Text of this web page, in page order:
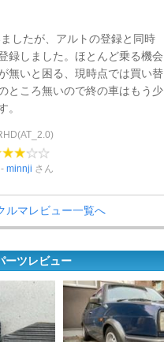
したが、アルトの登録と同時
録しました。ほとんど乗る機会
無いと困る、現時点では買い替
ところ無いので終の車はもう少
。
minnji さん
ルマレビュー一覧へ
ーツレビュー